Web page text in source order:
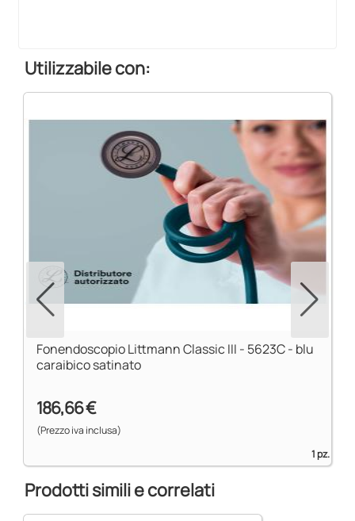
Utilizzabile con:
Fonendoscopio Littmann Classic III - 5623C - blu
caraibico satinato
186,66 €
(Prezzo iva inclusa)
1 pz.
Prodotti simili e correlati